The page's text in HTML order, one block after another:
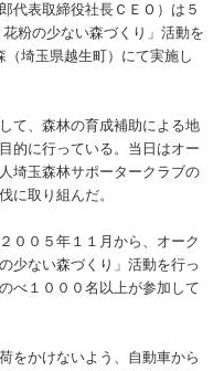
代表取締役社長ＣＥＯ）は５
粉の少ない森づくり」活動を
（埼玉県越生町）にて実施し
て、森林の育成補助による地
的に行っている。当日はオー
埼玉森林サポータークラブの
に取り組んだ。
００５年１１月から、オーク
少ない森づくり」活動を行っ
べ１０００名以上が参加して
をかけないよう、自動車から